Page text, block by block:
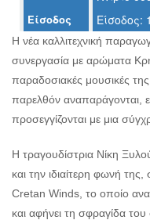
ΤΟΠΟΣ
ΔΗΜΟΣ
ΑΝΘΕΚΤΙΚΗ
ΠΟΛΗ
Είσοδος Είσοδος:
Η νέα καλλιτεχνική
συνεργασία με αρώματα
παραδοσιακές μουσικές
παρελθόν αναπαράγονται,
προσεγγίζονται με μια
Η τραγουδίστρια Νίκη
και την ιδιαίτερη φωνή
Cretan Winds, το οποίο
και αφήνει τη σφραγίδα